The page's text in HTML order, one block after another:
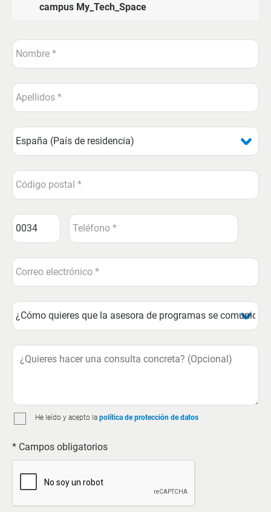
campus My_Tech_Space
He leído y acepto la política de protección de datos
* Campos obligatorios